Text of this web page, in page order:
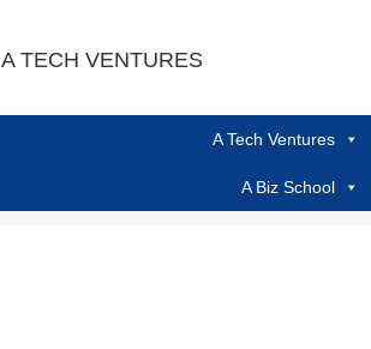
A TECH VENTURES
A Tech Ventures
A Biz School